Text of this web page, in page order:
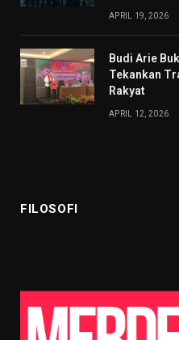
APRIL 19, 2026
Budi Arie
Tekankan
Rakyat
APRIL 12, 2026
FILOSOFI